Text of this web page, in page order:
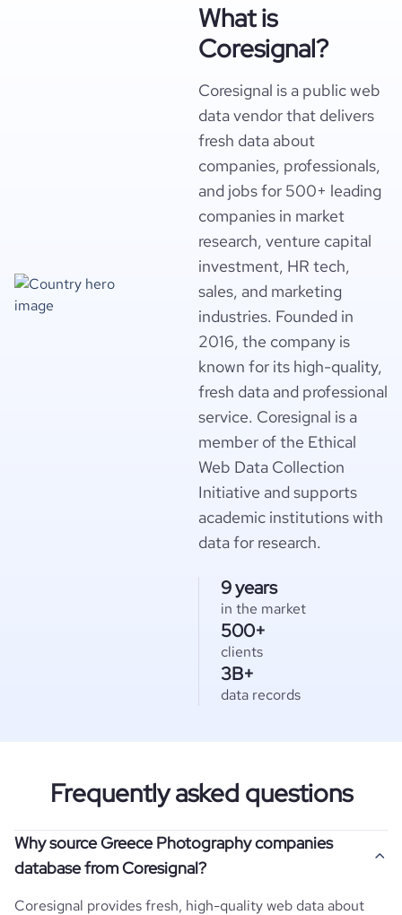
What is
Coresignal?
Coresignal is a public web
data vendor that delivers
fresh data about
companies, professionals,
and jobs for 500+ leading
companies in market
research, venture capital
investment, HR tech,
sales, and marketing
industries. Founded in
2016, the company is
known for its high-quality,
fresh data and professional
service. Coresignal is a
member of the Ethical
Web Data Collection
Initiative and supports
academic institutions with
data for research.
9 years
in the market
500+
clients
3B+
data records
Frequently asked questions
Why source Greece Photography companies
database from Coresignal?
Coresignal provides fresh, high-quality web data about